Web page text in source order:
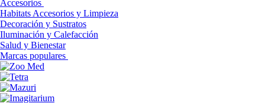
Accesorios
Habitats Accesorios y Limpieza
Decoración y Sustratos
Iluminación y Calefacción
Salud y Bienestar
Marcas populares